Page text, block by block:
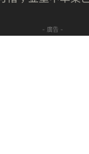
- 廣告 -